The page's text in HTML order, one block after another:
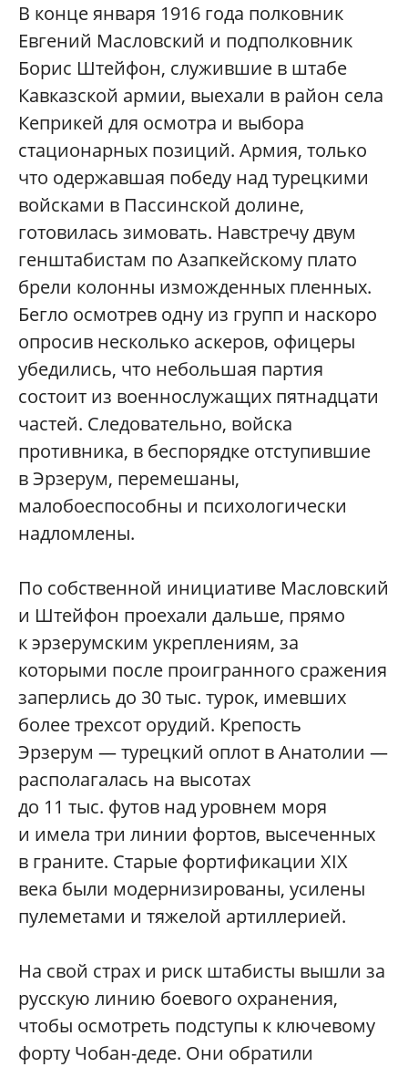
В конце января 1916 года полковник
Евгений Масловский и подполковник
Борис Штейфон, служившие в штабе
Кавказской армии, выехали в район села
Кеприкей для осмотра и выбора
стационарных позиций. Армия, только
что одержавшая победу над турецкими
войсками в Пассинской долине,
готовилась зимовать. Навстречу двум
генштабистам по Азапкейскому плато
брели колонны изможденных пленных.
Бегло осмотрев одну из групп и наскоро
опросив несколько аскеров, офицеры
убедились, что небольшая партия
состоит из военнослужащих пятнадцати
частей. Следовательно, войска
противника, в беспорядке отступившие
в Эрзерум, перемешаны,
малобоеспособны и психологически
надломлены.
По собственной инициативе Масловский
и Штейфон проехали дальше, прямо
к эрзерумским укреплениям, за
которыми после проигранного сражения
заперлись до 30 тыс. турок, имевших
более трехсот орудий. Крепость
Эрзерум — турецкий оплот в Анатолии —
располагалась на высотах
до 11 тыс. футов над уровнем моря
и имела три линии фортов, высеченных
в граните. Старые фортификации XIX
века были модернизированы, усилены
пулеметами и тяжелой артиллерией.
На свой страх и риск штабисты вышли за
русскую линию боевого охранения,
чтобы осмотреть подступы к ключевому
форту Чобан-деде. Они обратили